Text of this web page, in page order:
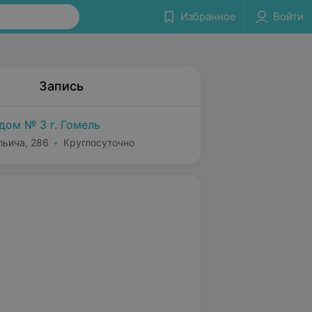
Избранное Войти
Запись
№ 3 г. Гомель
286 Круглосуточно